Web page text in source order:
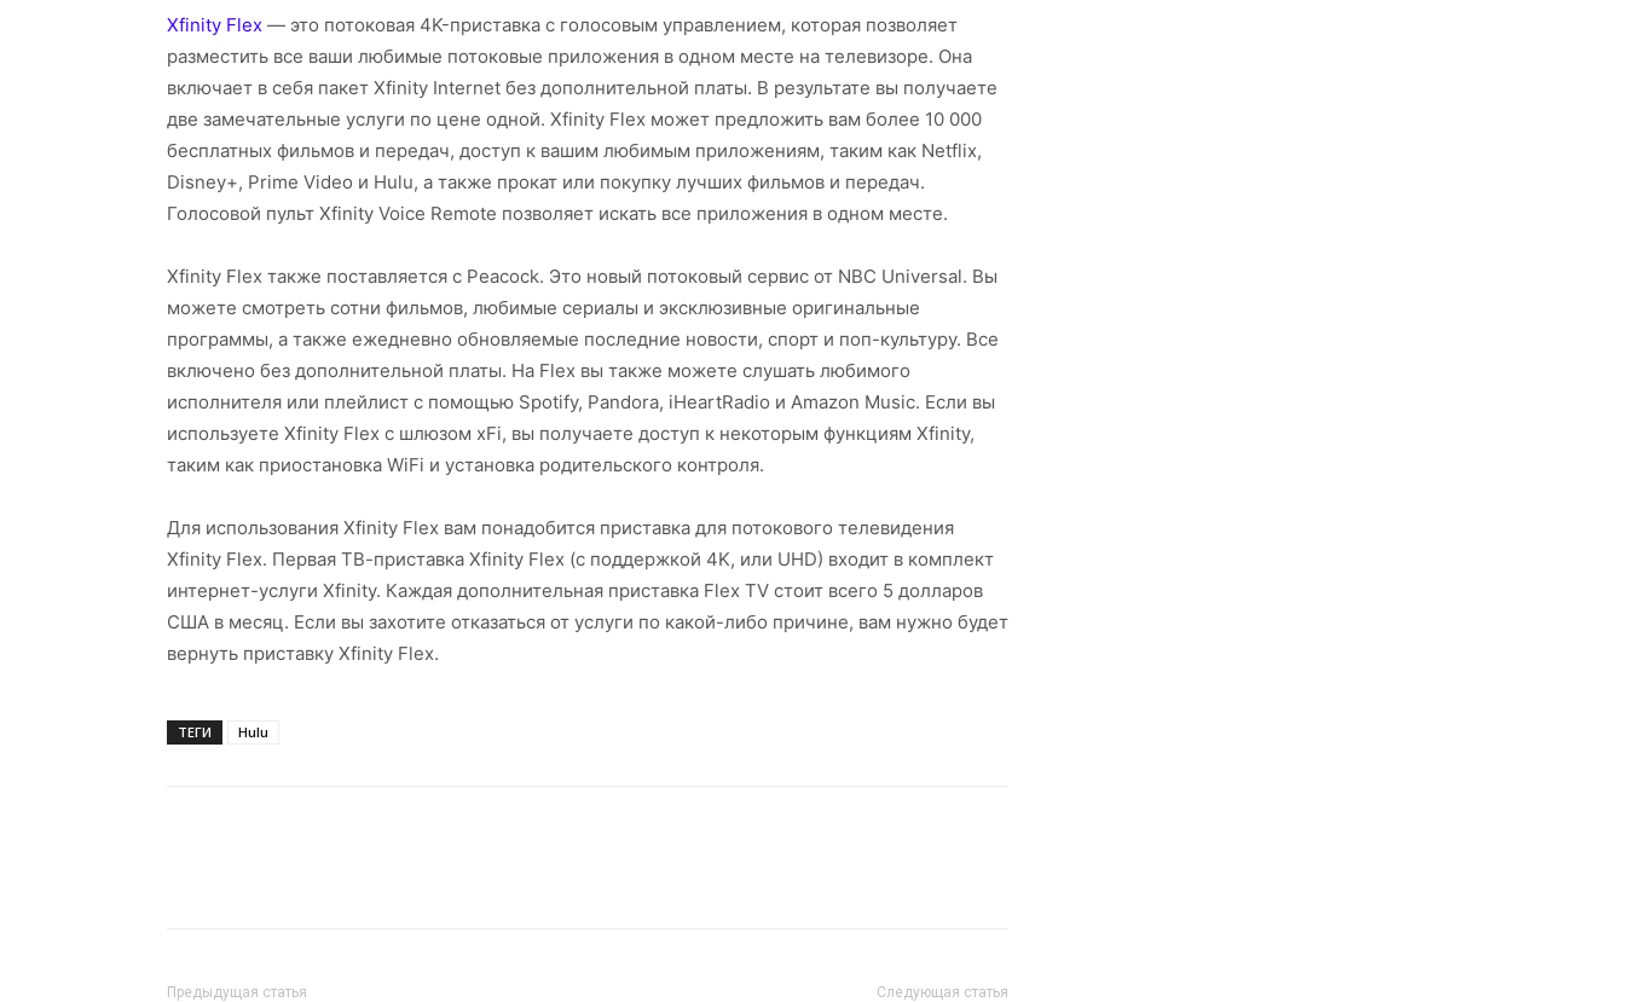
Xfinity Flex — это потоковая 4K-приставка с голосовым управлением, которая позволяет
разместить все ваши любимые потоковые приложения в одном месте на телевизоре. Она
включает в себя пакет Xfinity Internet без дополнительной платы. В результате вы получаете
две замечательные услуги по цене одной. Xfinity Flex может предложить вам более 10 000
бесплатных фильмов и передач, доступ к вашим любимым приложениям, таким как Netflix,
Disney+, Prime Video и Hulu, а также прокат или покупку лучших фильмов и передач.
Голосовой пульт Xfinity Voice Remote позволяет искать все приложения в одном месте.
Xfinity Flex также поставляется с Peacock. Это новый потоковый сервис от NBC Universal. Вы
можете смотреть сотни фильмов, любимые сериалы и эксклюзивные оригинальные
программы, а также ежедневно обновляемые последние новости, спорт и поп-культуру. Все
включено без дополнительной платы. На Flex вы также можете слушать любимого
исполнителя или плейлист с помощью Spotify, Pandora, iHeartRadio и Amazon Music. Если вы
используете Xfinity Flex с шлюзом xFi, вы получаете доступ к некоторым функциям Xfinity,
таким как приостановка WiFi и установка родительского контроля.
Для использования Xfinity Flex вам понадобится приставка для потокового телевидения
Xfinity Flex. Первая ТВ-приставка Xfinity Flex (с поддержкой 4K, или UHD) входит в комплект
интернет-услуги Xfinity. Каждая дополнительная приставка Flex TV стоит всего 5 долларов
США в месяц. Если вы захотите отказаться от услуги по какой-либо причине, вам нужно будет
вернуть приставку Xfinity Flex.
ТЕГИ Hulu
Предыдущая статья Следующая статья